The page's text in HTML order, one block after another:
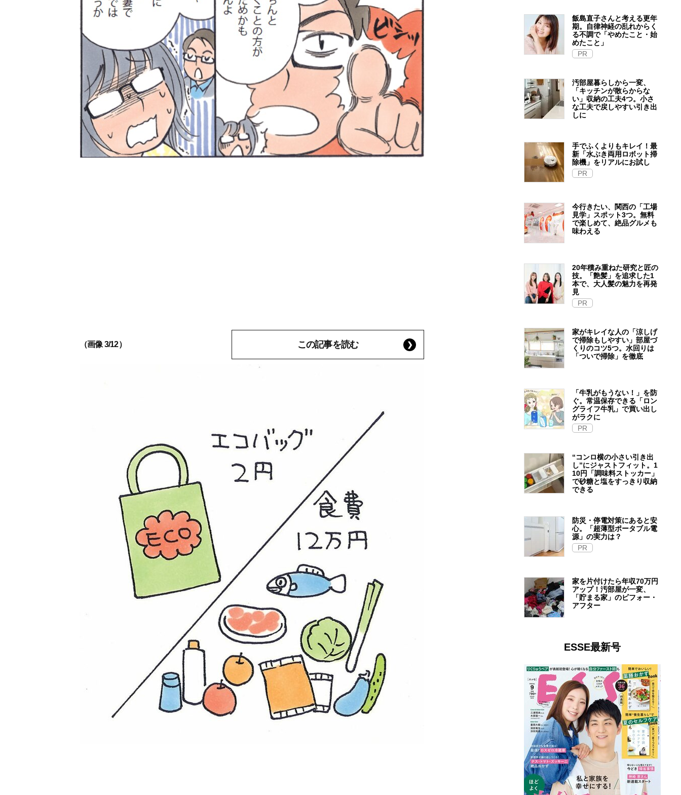
（画像 3/12） この記事を読む
飯島直子さんと考える更年
期。自律神経の乱れからく
る不調で「やめたこと・始
めたこと」
PR
汚部屋暮らしから一変、
「キッチンが散らからな
い」収納の工夫4つ。小さ
な工夫で戻しやすい引き出
しに
手でふくよりもキレイ！最
新「水ぶき両用ロボット掃
除機」をリアルにお試し
PR
今行きたい、関西の「工場
見学」スポット3つ。無料
で楽しめて、絶品グルメも
味わえる
20年積み重ねた研究と匠の
技。「艶髪」を追求した1
本で、大人髪の魅力を再発
見
PR
家がキレイな人の「涼しげ
で掃除もしやすい」部屋づ
くりのコツ5つ。水回りは
「ついで掃除」を徹底
「牛乳がもうない！」を防
ぐ。常温保存できる「ロン
グライフ牛乳」で買い出し
がラクに
PR
“コンロ横の小さい引き出
し”にジャストフィット。1
10円「調味料ストッカー」
で砂糖と塩をすっきり収納
できる
防災・停電対策にあると安
心。「超薄型ポータブル電
源」の実力は？​
PR
家を片付けたら年収70万円
アップ！汚部屋が一変、
「貯まる家」のビフォー・
アフター
ESSE最新号